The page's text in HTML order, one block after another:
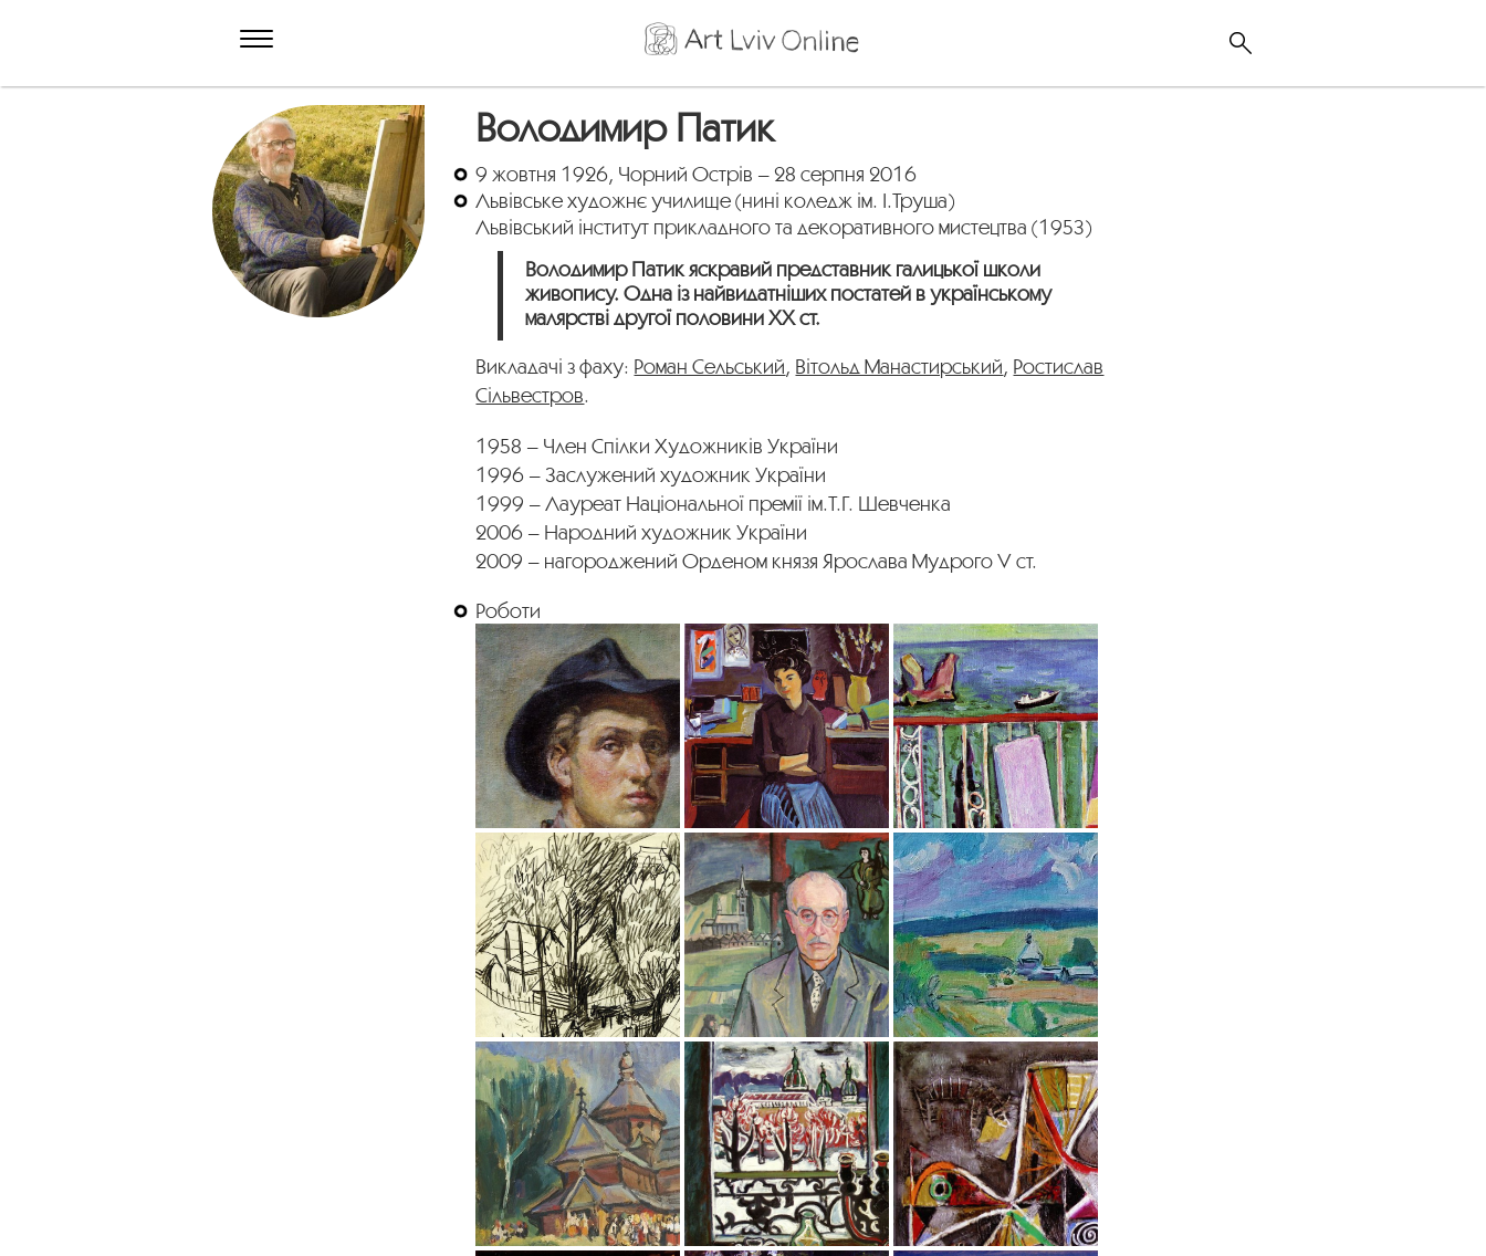
Володимир Патик
9 жовтня 1926, Чорний Острів – 28 серпня 2016
Львівське художнє училище (нині коледж ім. І.Труша)
Львівський інститут прикладного та декоративного мистецтва (1953)
Володимир Патик яскравий представник галицької школи
живопису. Одна із найвидатніших постатей в українському
малярстві другої половини ХХ ст.
Викладачі з фаху: Роман Сельський, Вітольд Манастирський, Ростислав
Сільвестров.
1958 – Член Спілки Художників України
1996 – Заслужений художник України
1999 – Лауреат Національної премії ім.Т.Г. Шевченка
2006 – Народний художник України
2009 – нагороджений Орденом князя Ярослава Мудрого V ст.
Роботи